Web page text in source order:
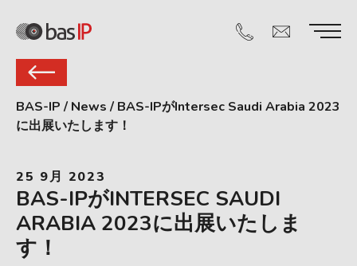
BAS-IP / News / BAS-IPがIntersec Saudi Arabia 2023
に出展いたします！
25 9月 2023
BAS-IPがINTERSEC SAUDI
ARABIA 2023に出展いたしま
す！